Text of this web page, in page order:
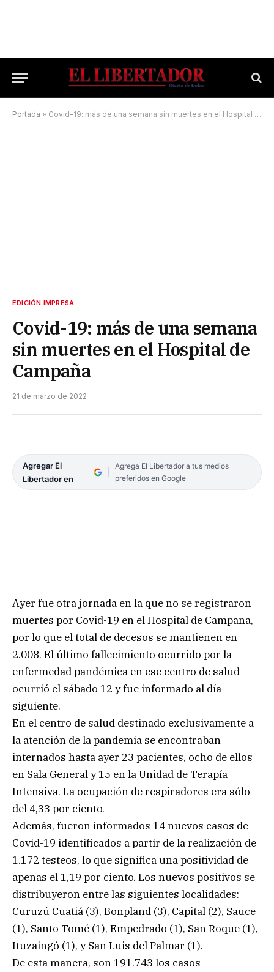
Portada » Covid-19: más de una semana sin muertes en el Hospital de Campaña
EDICIÓN IMPRESA
Covid-19: más de una semana
sin muertes en el Hospital de
Campaña
21 de marzo de 2022
Agregar El
Libertador en
Agrega El Libertador a tus medios
preferidos en Google
Ayer fue otra jornada en la que no se registraron
muertes por Covid-19 en el Hospital de Campaña,
por lo que el total de decesos se mantienen en
2.008. El último fallecimiento ocurrido por la
enfermedad pandémica en ese centro de salud
ocurrió el sábado 12 y fue informado al día
siguiente.
En el centro de salud destinado exclusivamente a
la atención de la pandemia se encontraban
internados hasta ayer 23 pacientes, ocho de ellos
en Sala General y 15 en la Unidad de Terapía
Intensiva. La ocupación de respiradores era sólo
del 4,33 por ciento.
Además, fueron informados 14 nuevos casos de
Covid-19 identificados a partir de la realización de
1.172 testeos, lo que significa una positividad de
apenas el 1,19 por ciento. Los nuevos positivos se
distribuyeron entre las siguientes localidades:
Curuzú Cuatiá (3), Bonpland (3), Capital (2), Sauce
(1), Santo Tomé (1), Empedrado (1), San Roque (1),
Ituzaingó (1), y San Luis del Palmar (1).
De esta manera, son 191.743 los casos